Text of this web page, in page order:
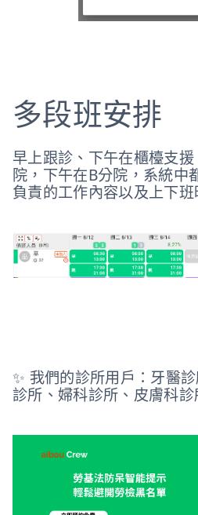
多段班安排
早上跟診、下午在櫃檯支
院，下午在B分院，系統中
負責的工作內容以及上下班
✨ 我們的診所用戶：牙醫
診所、婦科診所、皮膚科